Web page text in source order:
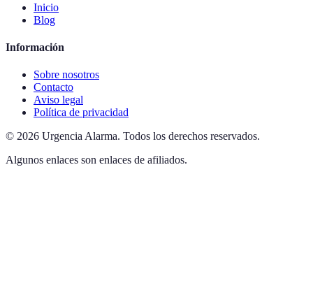
Inicio
Blog
Información
Sobre nosotros
Contacto
Aviso legal
Política de privacidad
© 2026 Urgencia Alarma. Todos los derechos reservados.
Algunos enlaces son enlaces de afiliados.